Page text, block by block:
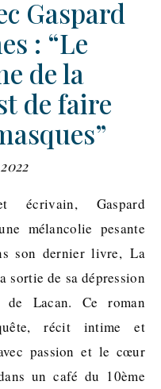
Gaspard
: “Le
de la
de faire
mélancolie pesante
son dernier livre, La
sortie de sa dépression
de Lacan. Ce roman
récit intime et
passion et le cœur
un café du 10ème